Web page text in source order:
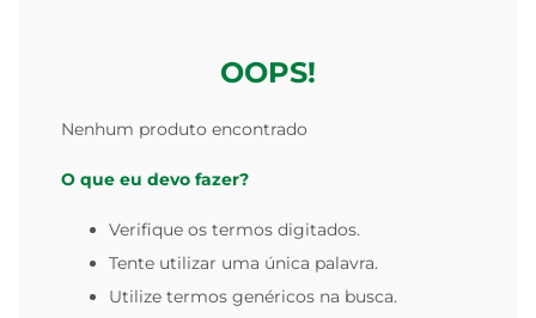
OOPS!
Nenhum produto encontrado
O que eu devo fazer?
Verifique os termos digitados.
Tente utilizar uma única palavra.
Utilize termos genéricos na busca.